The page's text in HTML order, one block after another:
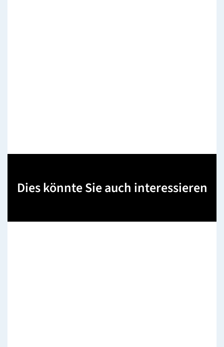
Dies könnte Sie auch interessieren